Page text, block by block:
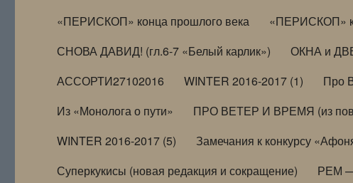
«ПЕРИСКОП» конца прошлого века
«ПЕРИСКОП»
СНОВА ДАВИД! (гл.6-7 «Белый карлик»)
ОКНА и
АССОРТИ27102016
WINTER 2016-2017 (1) Про
Из «Монолога о пути»
ПРО ВЕТЕР И ВРЕМЯ (из
WINTER 2016-2017 (5)
Замечания к конкурсу
Суперкукисы (новая редакция и сокращение)
РЕМ —